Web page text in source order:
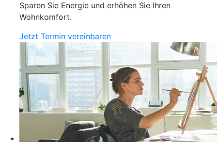
Sparen Sie Energie und erhöhen Sie Ihren
Wohnkomfort.
Jetzt Termin vereinbaren